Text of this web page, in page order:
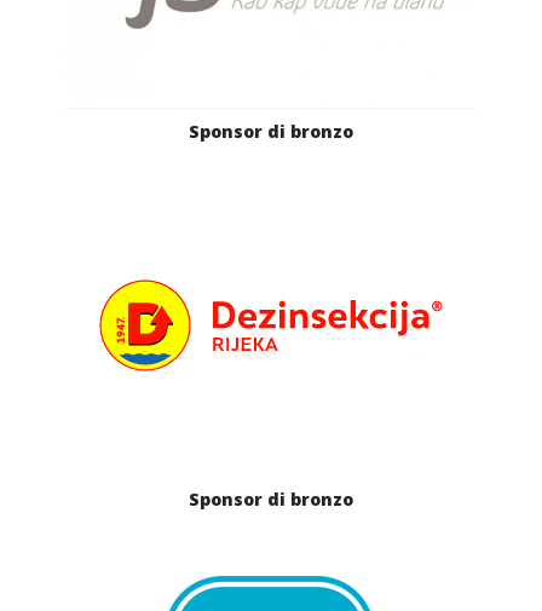
Sponsor di bronzo
Sponsor di bronzo